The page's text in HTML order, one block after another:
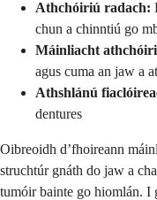
Athchóiriú radach:
chun a chinntiú go
Máinliacht
agus cuma an jaw a
Athshlánú
dentures
Oibreoidh d’fhoireann
struchtúr gnáth do jaw a
tumóir bainte go hiomlán. I